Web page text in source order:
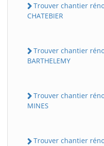
Trouver chantier
CHATEBIER
Trouver chantier
BARTHELEMY
Trouver chantier
MINES
Trouver chantier